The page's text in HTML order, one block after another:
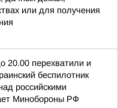
или для получения
20.00 перехватили и
беспилотник
российскими
Минобороны РФ